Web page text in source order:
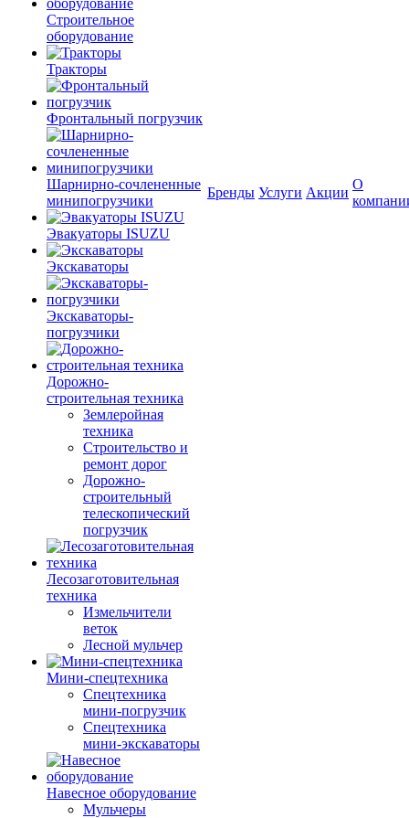
Строительное
оборудование
Тракторы
Фронтальный погрузчик
Шарнирно-сочлененные
минипогрузчики
Эвакуаторы ISUZU
Экскаваторы
Экскаваторы-
погрузчики
Дорожно-
строительная техника
Землеройная
техника
Строительство и
ремонт дорог
Дорожно-
строительный
телескопический
погрузчик
Лесозаготовительная
техника
Измельчители
веток
Лесной мульчер
Мини-спецтехника
Спецтехника
мини-погрузчик
Спецтехника
мини-экскаваторы
Навесное оборудование
Мульчеры
Бренды Услуги Акции
О